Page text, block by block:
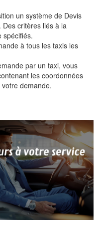
un système de Devis
critères liés à la
spécifiés.
à tous les taxis les
par un taxi, vous
les coordonnées
demande.